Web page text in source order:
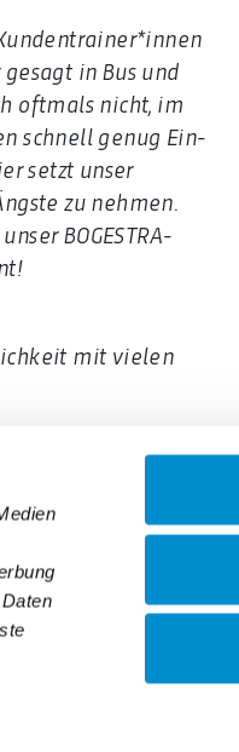
in Bus und
oftmals nicht, im
schnell genug Ein-
setzt unser
zu nehmen.
BOGESTRA-
mit vielen